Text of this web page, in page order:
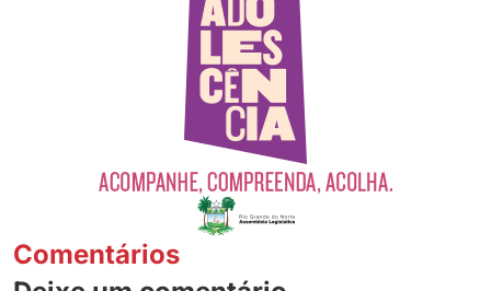
Comentários